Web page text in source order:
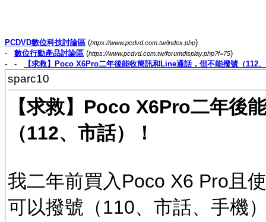
PCDVD數位科技討論區 (https://www.pcdvd.com.tw/index.php)
- 數位行動產品討論區 (https://www.pcdvd.com.tw/forumdisplay.php?f=75)
- -
【求救】Poco X6Pro二年後能收簡訊和Line通話，但不能撥號（112
sparc10
【求救】Poco X6Pro二年後
（112、市話）！
我二年前買入Poco X6 Pro且
可以撥號（110、市話、手機